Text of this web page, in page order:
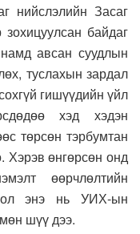
нийслэлийн Засаг
байдаг
авсан суудлын
туслахын зардал
гишүүдийн үйл
хэд хэдэн
төрсөн тэрбумтан
Хэрэв өнгөрсөн онд
өөрчлөлтийн
бол энэ нь УИХ-ын
шүү дээ.